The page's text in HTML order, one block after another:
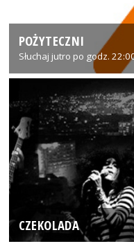
POŻYTECZNI
Słuchaj jutro po godz.
CZEKOLADA